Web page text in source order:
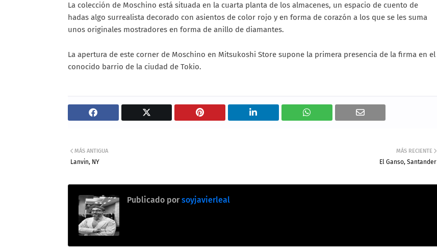
La colección de Moschino está situada en la cuarta planta de los almacenes, un espacio de cuento de
hadas algo surrealista decorado con asientos de color rojo y en forma de corazón a los que se les suma
unos originales mostradores en forma de anillo de diamantes.
La apertura de este corner de Moschino en Mitsukoshi Store supone la primera presencia de la firma en el
conocido barrio de la ciudad de Tokio.
MÁS RECIENTE
El Ganso, Santander
MÁS ANTIGUA
Lanvin, NY
Publicado por soyjavierleal